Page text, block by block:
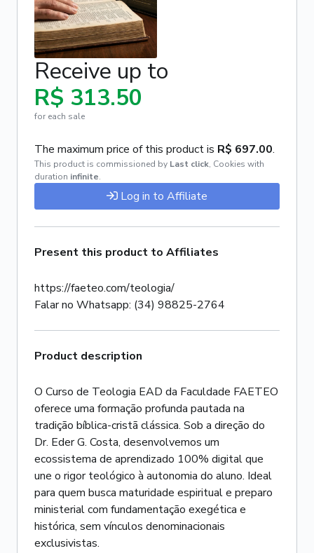
Receive up to
R$ 313.50
for each sale
The maximum price of this product is R$ 697.00.
This product is commissioned by Last click, Cookies with
duration infinite.
Log in to Affiliate
Present this product to Affiliates
https://faeteo.com/teologia/
Falar no Whatsapp: (34) 98825-2764
Product description
O Curso de Teologia EAD da Faculdade FAETEO
oferece uma formação profunda pautada na
tradição bíblica-cristã clássica. Sob a direção do
Dr. Eder G. Costa, desenvolvemos um
ecossistema de aprendizado 100% digital que
une o rigor teológico à autonomia do aluno. Ideal
para quem busca maturidade espiritual e preparo
ministerial com fundamentação exegética e
histórica, sem vínculos denominacionais
exclusivistas.